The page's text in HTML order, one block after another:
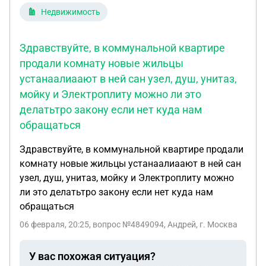
отсутствии права на возврат денежных средств.
денежных средств, предусмотренный ст. 32
Закона РФ «О защите прав потребителей», Истцу
разъяснён не был. Несмотря на последующую
формальную переписку с Ответчиком,
фактически после 14.11.2025 г. Истец услугами
Ответчика не пользовалась: офлайн-занятия не
посещала, онлайн-материалы не просматривала,
что подтверждается данными обучающей
платформы Ответчика. Формальная переписка
после уведомления об отказе от договора не
свидетельствует о возобновлении исполнения
договора, поскольку фактическое оказание услуг
после 14.11.2025 г. отсутствовало, а
доказательства обратного Ответчиком не
платформы Ответчика, единственное офлайн-
естественно есть сбережения и накопления И ещё
имея ВНЖ и официально пока не работая в РФ?
Благодарю!
Недвижимость
Здравствуйте, в коммунальной квартире
продали комнату новые жильцы
устанаалиаают в ней сан узел, душ, унитаз,
мойку и Электроплиту можно ли это
делатьтро закону если нет куда нам
обращаться
Здравствуйте, в коммунальной квартире продали
комнату новые жильцы устанаалиаают в ней сан
узел, душ, унитаз, мойку и Электроплиту можно
ли это делатьтро закону если нет куда нам
обращаться
06 февраля, 20:25, вопрос №4849094, Андрей, г. Москва
У вас похожая ситуация?